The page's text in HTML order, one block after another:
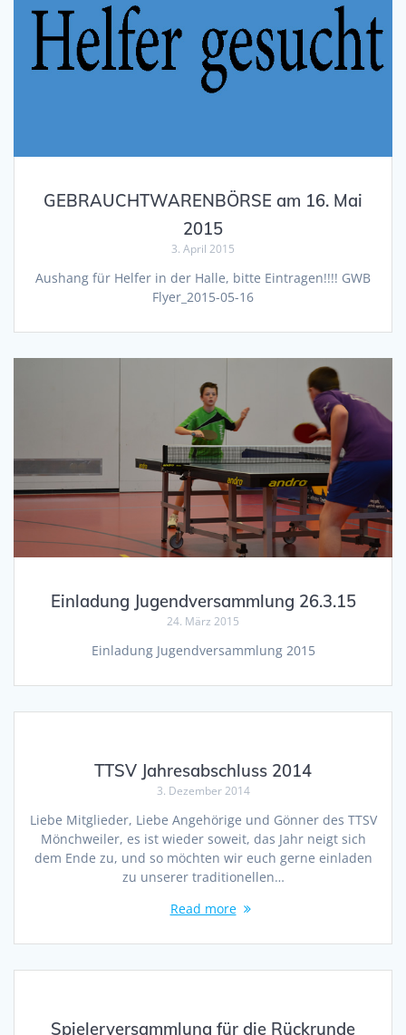
GEBRAUCHTWARENBÖRSE am 16. Mai
2015
3. April 2015
Aushang für Helfer in der Halle, bitte Eintragen!!!! GWB
Flyer_2015-05-16
Einladung Jugendversammlung 26.3.15
24. März 2015
Einladung Jugendversammlung 2015
TTSV Jahresabschluss 2014
3. Dezember 2014
Liebe Mitglieder, Liebe Angehörige und Gönner des TTSV
Mönchweiler, es ist wieder soweit, das Jahr neigt sich
dem Ende zu, und so möchten wir euch gerne einladen
zu unserer traditionellen…
Read more
Spielerversammlung für die Rückrunde